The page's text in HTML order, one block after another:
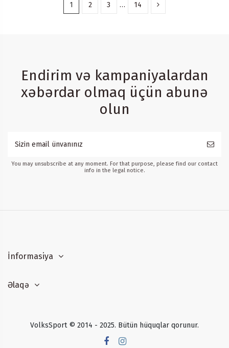
1 2 3 … 14
Endirim və kampaniyalardan
xəbərdar olmaq üçün abunə
olun
You may unsubscribe at any moment. For that purpose, please find our contact
info in the legal notice.
İnformasiya
Əlaqə
VolksSport © 2014 - 2025. Bütün hüquqlar qorunur.